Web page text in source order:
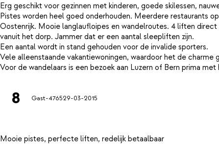
Erg geschikt voor gezinnen met kinderen, goede skilessen,
Pistes worden heel goed onderhouden. Meerdere restaurants
Oostenrijk. Mooie langlaufloipes en wandelroutes. 4 liften
vanuit het dorp. Jammer dat er een aantal sleepliften zijn.
Een aantal wordt in stand gehouden voor de invalide sporters.
Vele alleenstaande vakantiewoningen, waardoor het de
8 Gast-476529-03-2015